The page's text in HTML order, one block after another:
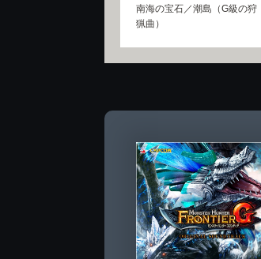
南海の宝石／潮島（G級の狩
猟曲）